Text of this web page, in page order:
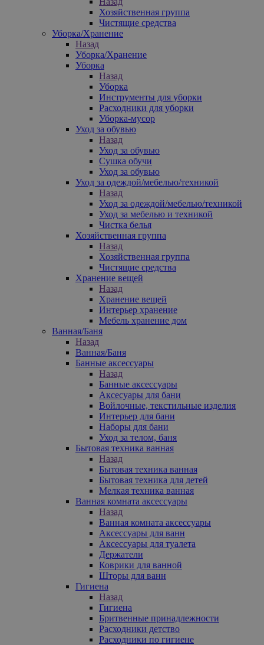
Хозяйственная группа
Чистящие средства
Уборка/Хранение
Назад
Уборка/Хранение
Уборка
Назад
Уборка
Инструменты для уборки
Расходники для уборки
Уборка-мусор
Уход за обувью
Назад
Уход за обувью
Сушка обучи
Уход за обувью
Уход за одеждой/мебелью/техникой
Назад
Уход за одеждой/мебелью/техникой
Уход за мебелью и техникой
Чистка белья
Хозяйственная группа
Назад
Хозяйственная группа
Чистящие средства
Хранение вещей
Назад
Хранение вещей
Интерьер хранение
Мебель хранение дом
Ванная/Баня
Назад
Ванная/Баня
Банные аксессуары
Назад
Банные аксессуары
Аксесуары для бани
Войлочные, текстильные изделия
Интерьер для бани
Наборы для бани
Уход за телом, баня
Бытовая техника ванная
Назад
Бытовая техника ванная
Бытовая техника для детей
Мелкая техника ванная
Ванная комната аксессуары
Назад
Ванная комната аксессуары
Аксессуары для ванн
Аксессуары для туалета
Держатели
Коврики для ванной
Шторы для ванн
Гигиена
Назад
Гигиена
Бритвенные принадлежности
Расходники детство
Расходники по гигиене